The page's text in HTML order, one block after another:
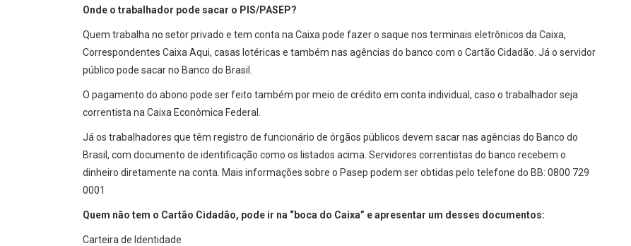
Onde o trabalhador pode sacar o PIS/PASEP?
Quem trabalha no setor privado e tem conta na Caixa pode fazer o saque nos terminais eletrônicos da Caixa,
Correspondentes Caixa Aqui, casas lotéricas e também nas agências do banco com o Cartão Cidadão. Já o servidor
público pode sacar no Banco do Brasil.
O pagamento do abono pode ser feito também por meio de crédito em conta individual, caso o trabalhador seja
correntista na Caixa Econômica Federal.
Já os trabalhadores que têm registro de funcionário de órgãos públicos devem sacar nas agências do Banco do
Brasil, com documento de identificação como os listados acima. Servidores correntistas do banco recebem o
dinheiro diretamente na conta. Mais informações sobre o Pasep podem ser obtidas pelo telefone do BB: 0800 729
0001
Quem não tem o Cartão Cidadão, pode ir na “boca do Caixa” e apresentar um desses documentos:
Carteira de Identidade